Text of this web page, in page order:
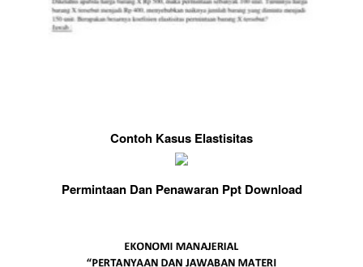
Contoh Kasus Elastisitas
Permintaan Dan Penawaran Ppt Download